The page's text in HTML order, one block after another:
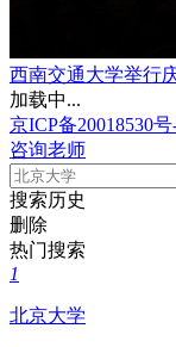
西南交通大学举行
加载中...
京ICP备20018530号
咨询老师
搜索历史
删除
热门搜索
1
北京大学